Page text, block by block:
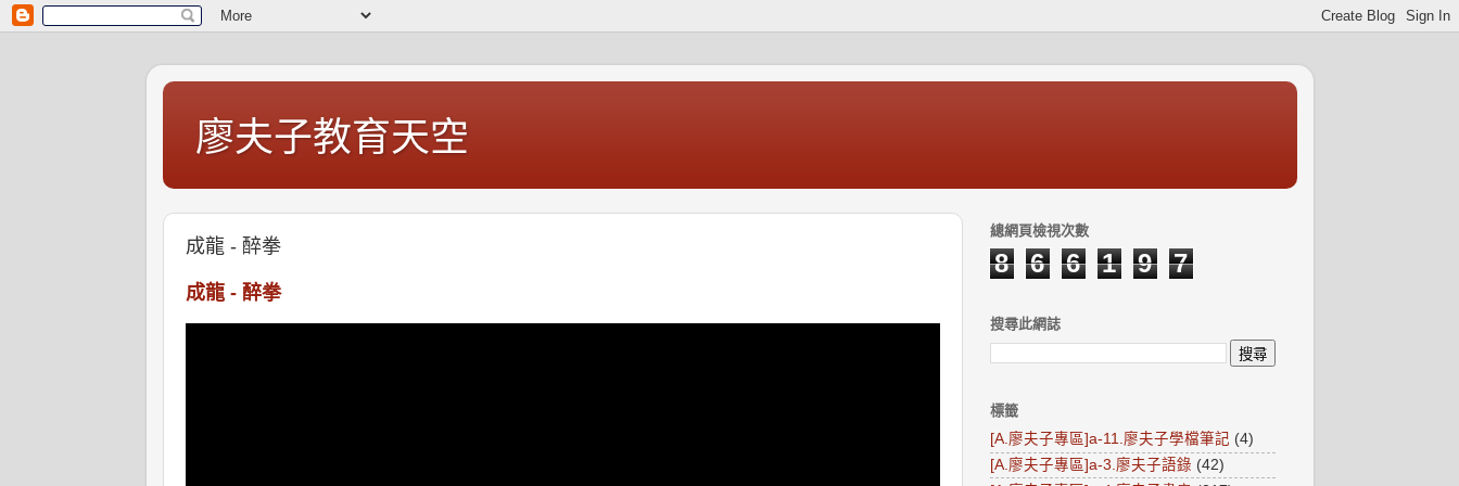
廖夫子教育天空
成龍 - 醉拳
成龍 - 醉拳
總網頁檢視次數
8 6 6 1 9 7
搜尋此網誌
標籤
[A.廖夫子專區]a-11.廖夫子學檔筆記 (4)
[A.廖夫子專區]a-3.廖夫子語錄 (42)